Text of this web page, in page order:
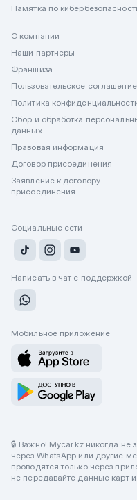
Памятка по
О компании
Наши партнеры
Франшиза
Пользовательское соглашение
Политика
Сбор и обработка
данных
Правовая информация
Договор присоединения
Заявление к договору
присоединения
Социальные сети
Написать в чат с поддержкой
Мобильное приложение
🔒 Важно! Mycar.kz никогда не
через WhatsApp или другие
проводятся только через
не передавайте данные карт